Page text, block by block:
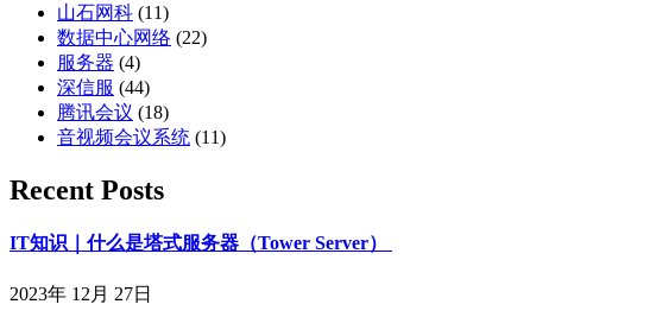
山石网科 (11)
数据中心网络 (22)
服务器 (4)
深信服 (44)
腾讯会议 (18)
音视频会议系统 (11)
Recent Posts
IT知识｜什么是塔式服务器（Tower Server）
2023年 12月 27日